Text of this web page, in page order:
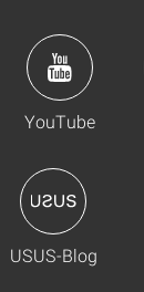
YouTube
USUS-Blog